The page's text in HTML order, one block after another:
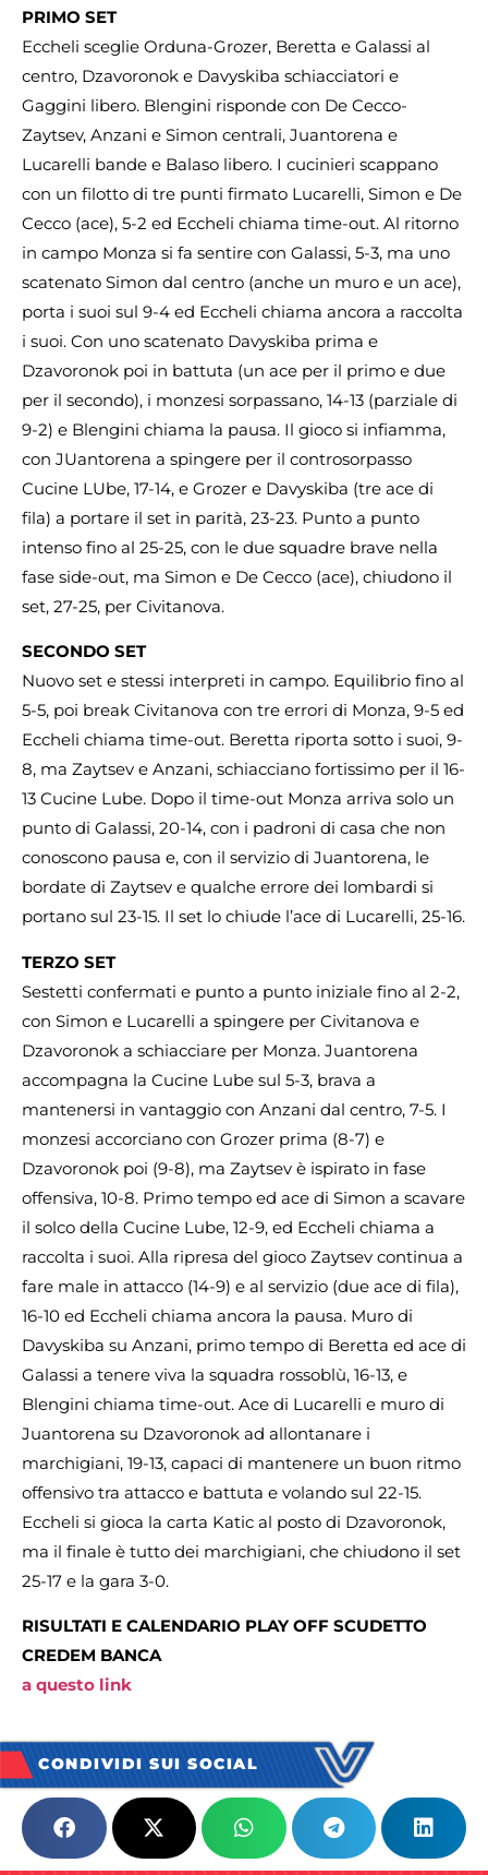
PRIMO SET
Eccheli sceglie Orduna-Grozer, Beretta e Galassi al
centro, Dzavoronok e Davyskiba schiacciatori e
Gaggini libero. Blengini risponde con De Cecco-
Zaytsev, Anzani e Simon centrali, Juantorena e
Lucarelli bande e Balaso libero. I cucinieri scappano
con un filotto di tre punti firmato Lucarelli, Simon e De
Cecco (ace), 5-2 ed Eccheli chiama time-out. Al ritorno
in campo Monza si fa sentire con Galassi, 5-3, ma uno
scatenato Simon dal centro (anche un muro e un ace),
porta i suoi sul 9-4 ed Eccheli chiama ancora a raccolta
i suoi. Con uno scatenato Davyskiba prima e
Dzavoronok poi in battuta (un ace per il primo e due
per il secondo), i monzesi sorpassano, 14-13 (parziale di
9-2) e Blengini chiama la pausa. Il gioco si infiamma,
con JUantorena a spingere per il controsorpasso
Cucine LUbe, 17-14, e Grozer e Davyskiba (tre ace di
fila) a portare il set in parità, 23-23. Punto a punto
intenso fino al 25-25, con le due squadre brave nella
fase side-out, ma Simon e De Cecco (ace), chiudono il
set, 27-25, per Civitanova.
SECONDO SET
Nuovo set e stessi interpreti in campo. Equilibrio fino al
5-5, poi break Civitanova con tre errori di Monza, 9-5 ed
Eccheli chiama time-out. Beretta riporta sotto i suoi, 9-
8, ma Zaytsev e Anzani, schiacciano fortissimo per il 16-
13 Cucine Lube. Dopo il time-out Monza arriva solo un
punto di Galassi, 20-14, con i padroni di casa che non
conoscono pausa e, con il servizio di Juantorena, le
bordate di Zaytsev e qualche errore dei lombardi si
portano sul 23-15. Il set lo chiude l’ace di Lucarelli, 25-16.
TERZO SET
Sestetti confermati e punto a punto iniziale fino al 2-2,
con Simon e Lucarelli a spingere per Civitanova e
Dzavoronok a schiacciare per Monza. Juantorena
accompagna la Cucine Lube sul 5-3, brava a
mantenersi in vantaggio con Anzani dal centro, 7-5. I
monzesi accorciano con Grozer prima (8-7) e
Dzavoronok poi (9-8), ma Zaytsev è ispirato in fase
offensiva, 10-8. Primo tempo ed ace di Simon a scavare
il solco della Cucine Lube, 12-9, ed Eccheli chiama a
raccolta i suoi. Alla ripresa del gioco Zaytsev continua a
fare male in attacco (14-9) e al servizio (due ace di fila),
16-10 ed Eccheli chiama ancora la pausa. Muro di
Davyskiba su Anzani, primo tempo di Beretta ed ace di
Galassi a tenere viva la squadra rossoblù, 16-13, e
Blengini chiama time-out. Ace di Lucarelli e muro di
Juantorena su Dzavoronok ad allontanare i
marchigiani, 19-13, capaci di mantenere un buon ritmo
offensivo tra attacco e battuta e volando sul 22-15.
Eccheli si gioca la carta Katic al posto di Dzavoronok,
ma il finale è tutto dei marchigiani, che chiudono il set
25-17 e la gara 3-0.
RISULTATI E CALENDARIO PLAY OFF SCUDETTO
CREDEM BANCA
a questo link
CONDIVIDI SUI SOCIAL